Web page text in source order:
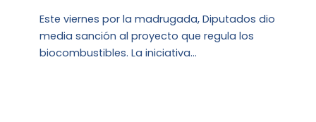
Este viernes por la madrugada, Diputados dio
media sanción al proyecto que regula los
biocombustibles. La iniciativa…